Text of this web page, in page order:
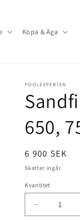
Köpa & Äga
POOLEXPERTEN
650,
Ordinarie
pris
6 900 SEK
Skatter ingår.
Kvantitet
Minska
kvantitet